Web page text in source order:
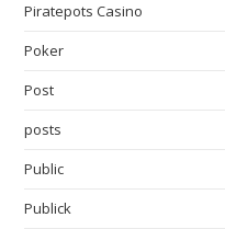
Piratepots Casino
Poker
Post
posts
Public
Publick